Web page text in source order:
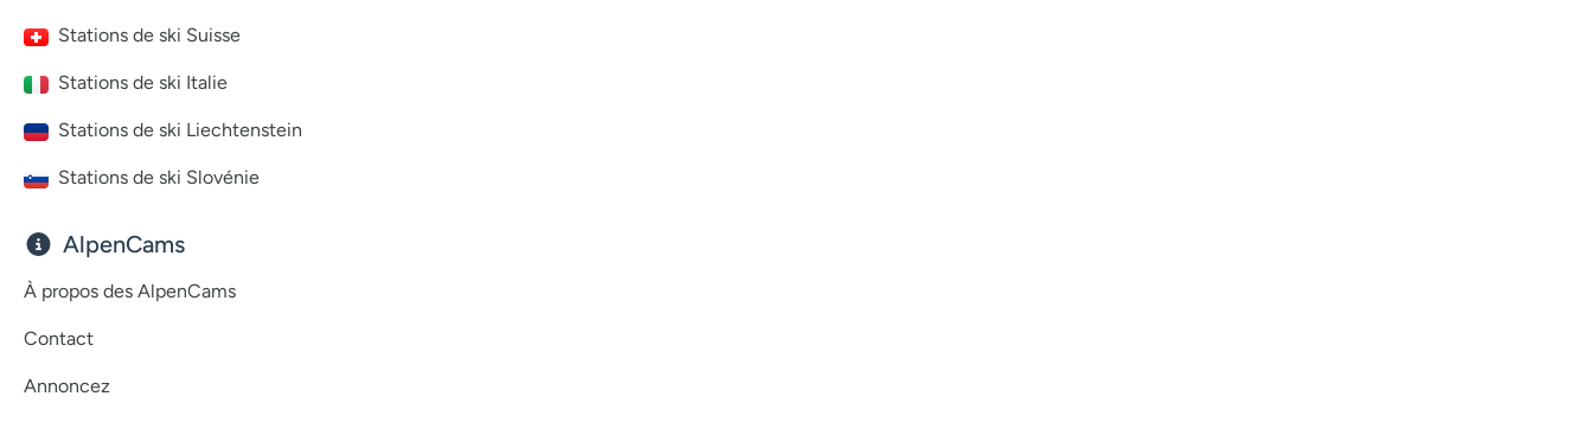
Stations de ski Suisse
Stations de ski Italie
Stations de ski Liechtenstein
Stations de ski Slovénie
AlpenCams
À propos des AlpenCams
Contact
Annoncez